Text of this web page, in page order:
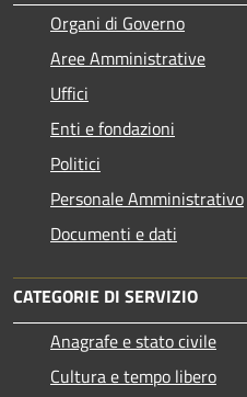
Organi di Governo
Aree Amministrative
Uffici
Enti e fondazioni
Politici
Personale Amministrativo
Documenti e dati
CATEGORIE DI SERVIZIO
Anagrafe e stato civile
Cultura e tempo libero